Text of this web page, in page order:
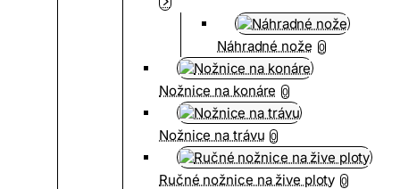
Náhradné nože 0
Nožnice na konáre 0
Nožnice na trávu 0
Ručné nožnice na žive ploty 0